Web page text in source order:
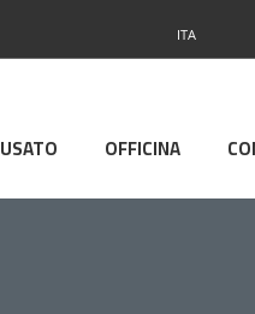
ITA
USATO OFFICINA